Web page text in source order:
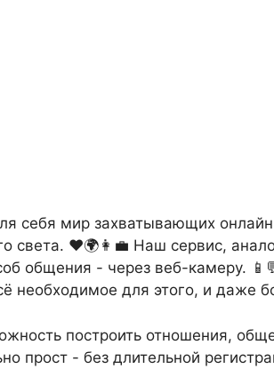
себя мир захватывающих
света. ❤️🌍👩‍💼 Наш сервис,
общения - через веб-камеру.
необходимое для этого, и даже
построить отношения,
прост - без длительной